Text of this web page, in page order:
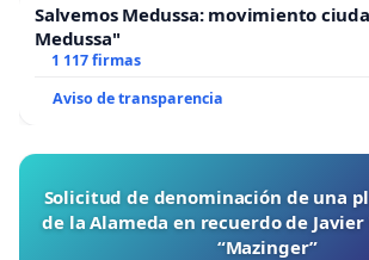
Salvemos Medussa: movimiento
Medussa"
1 117 firmas
Aviso de transparencia
Solicitud de denominación de una
de la Alameda en recuerdo de
“Mazinger”